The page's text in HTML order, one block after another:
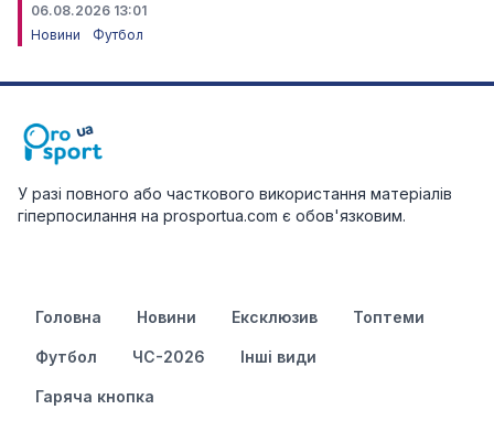
06.08.2026 13:01
Новини
Футбол
У разі повного або часткового використання матеріалів
гіперпосилання на prosportua.com є обов'язковим.
Головна Новини Ексклюзив Топтеми
Футбол ЧС-2026 Інші види
Гаряча кнопка